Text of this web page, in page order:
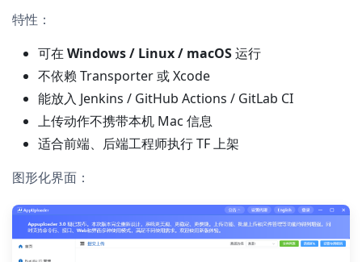
特性：
可在 Windows / Linux / macOS运行
不依赖 Transporter 或 Xcode
能放入 Jenkins / GitHub Actions / GitLab CI
上传动作不携带本机 Mac 信息
适合前端、后端工程师执行 TF 上架
图形化界面：